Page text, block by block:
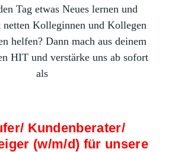
Tag etwas Neues lernen und
netten Kolleginnen und Kollegen
helfen? Dann mach aus deinem
HIT und verstärke uns ab sofort
als
Kundenberater/
(w/m/d) für unsere